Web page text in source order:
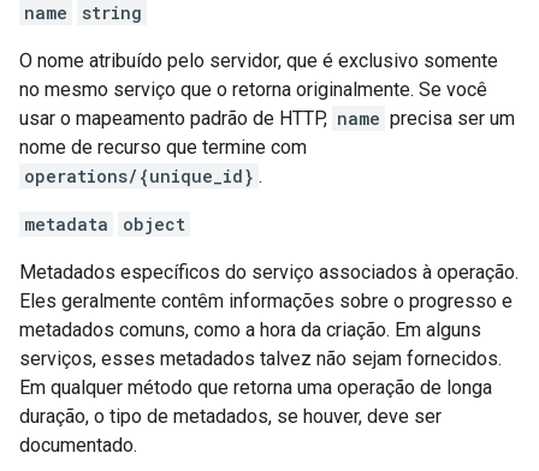
name
string
O nome atribuído pelo servidor, que é exclusivo somente
no mesmo serviço que o retorna originalmente. Se você
usar o mapeamento padrão de HTTP, name precisa ser um
nome de recurso que termine com
operations/{unique_id} .
metadata object
Metadados específicos do serviço associados à operação.
Eles geralmente contêm informações sobre o progresso e
metadados comuns, como a hora da criação. Em alguns
serviços, esses metadados talvez não sejam fornecidos.
Em qualquer método que retorna uma operação de longa
duração, o tipo de metadados, se houver, deve ser
documentado.